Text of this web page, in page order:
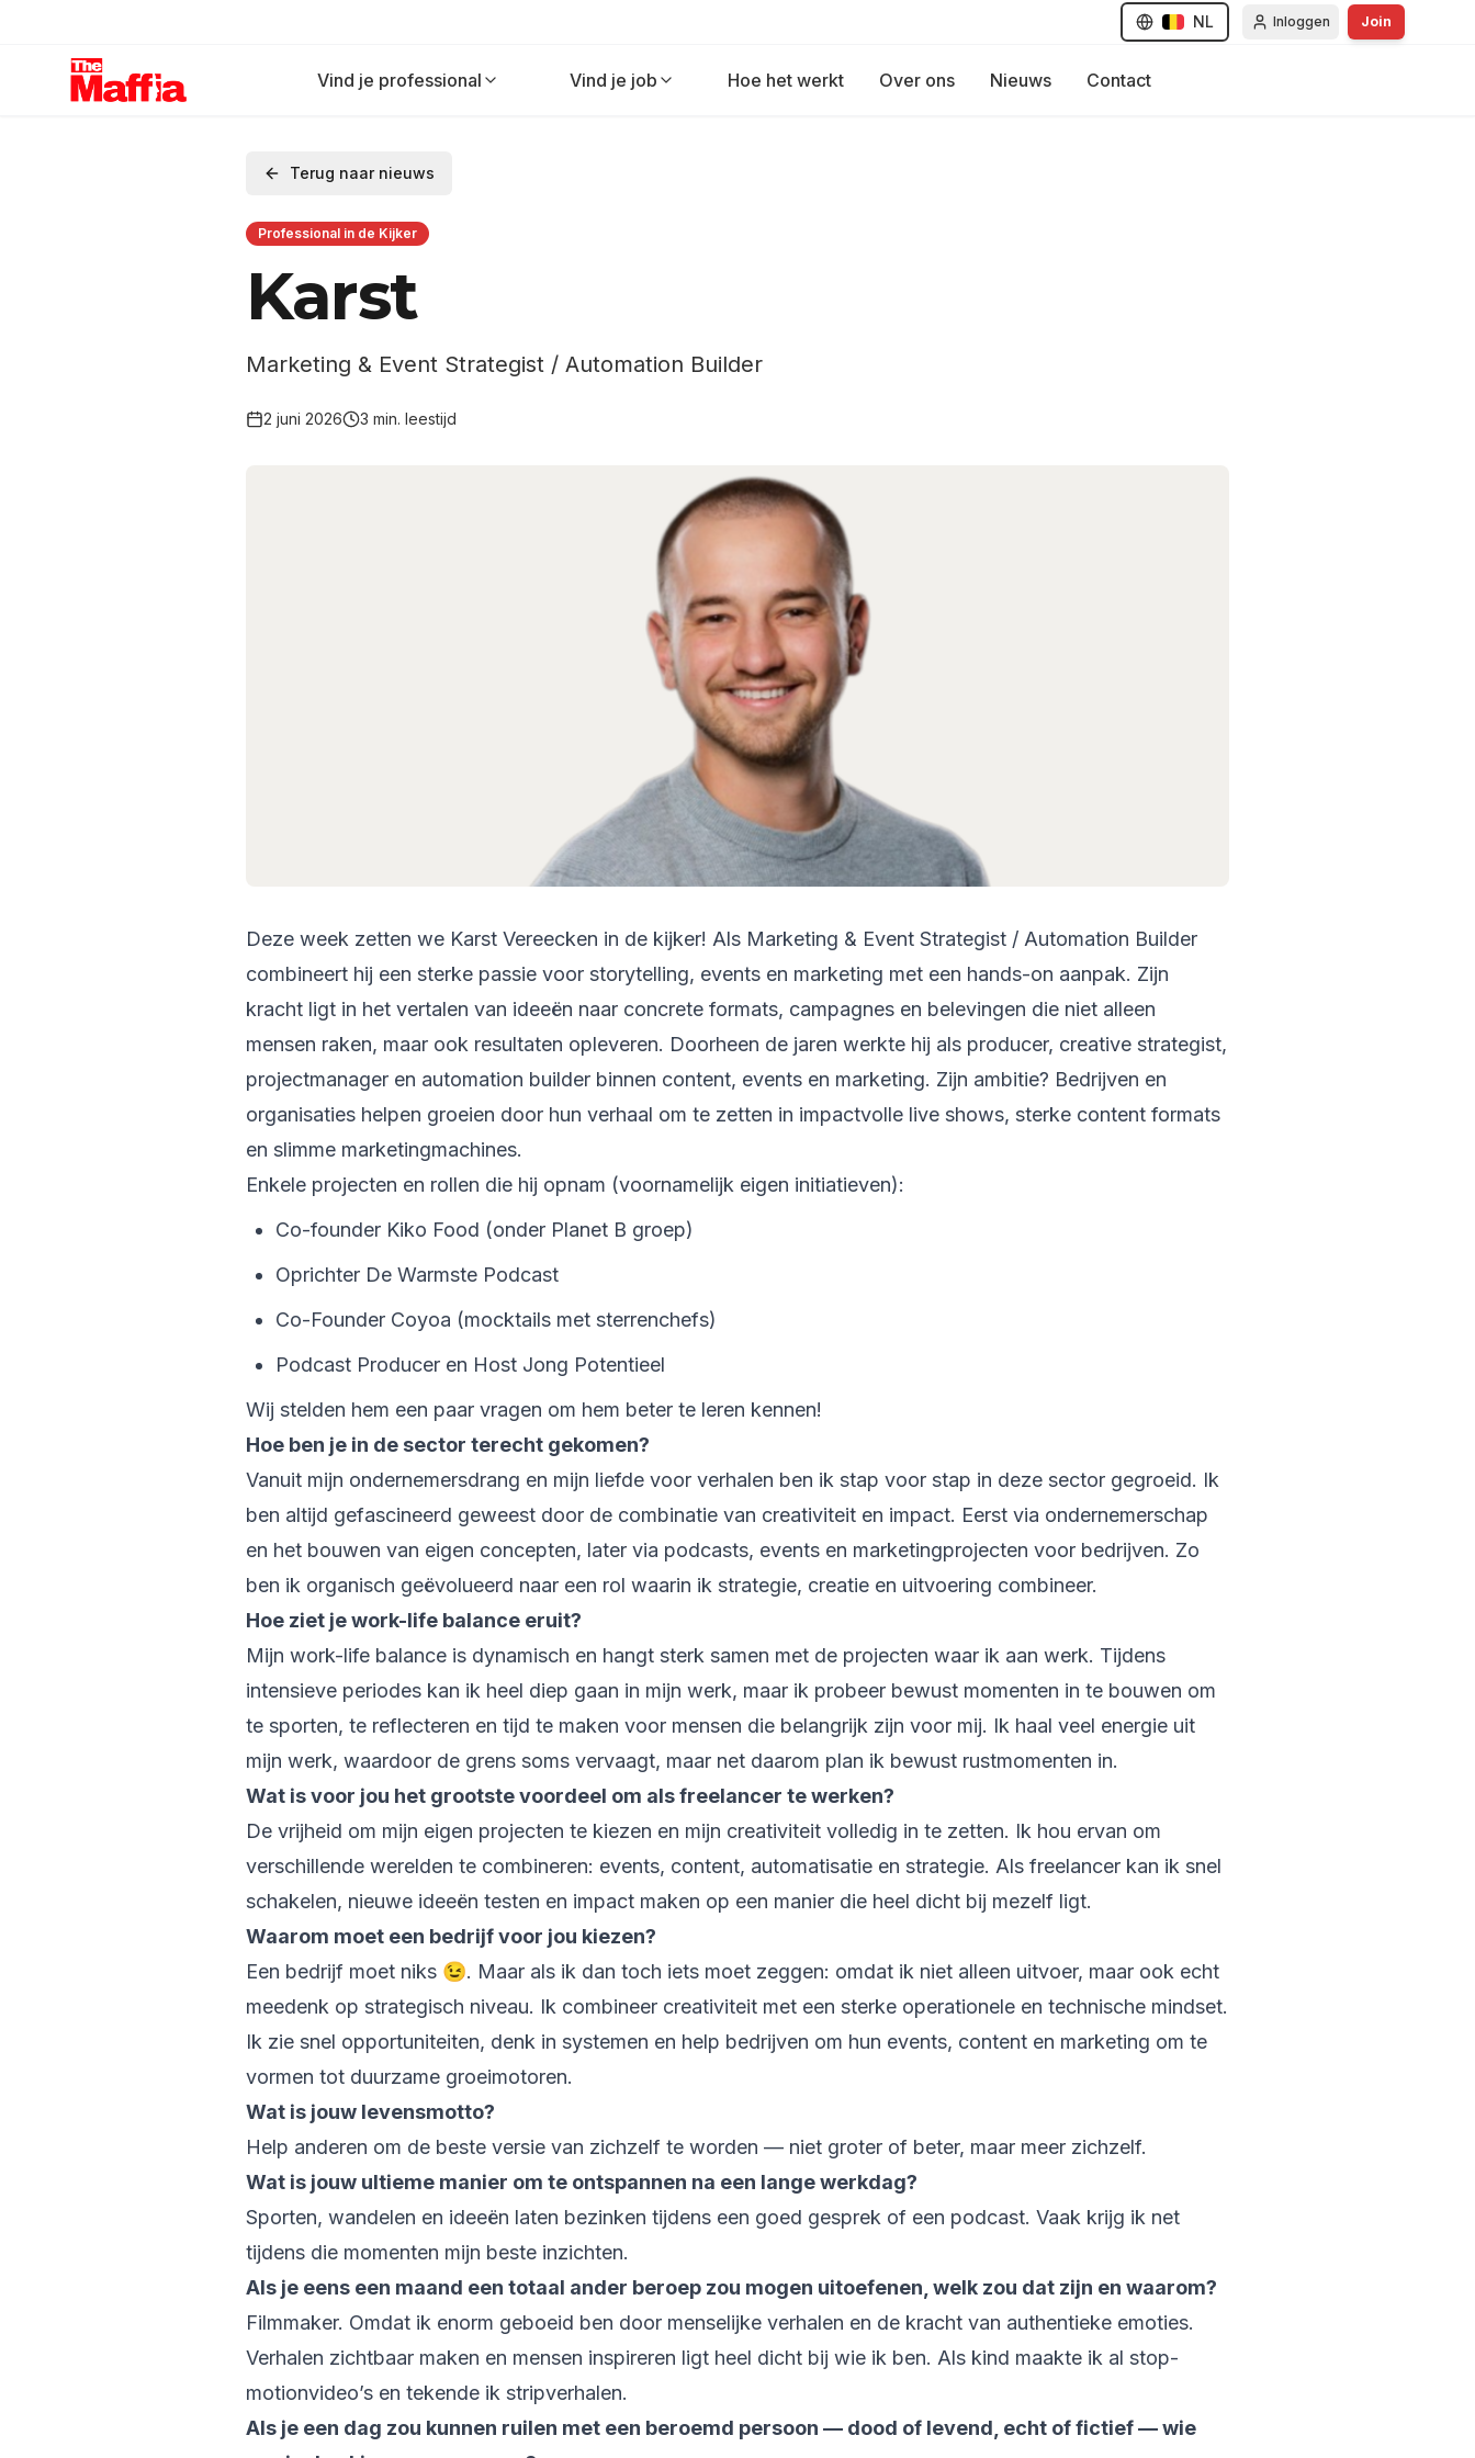
NL Inloggen Join
Vind je professional Vind je job Hoe het werkt Over ons Nieuws Contact
Terug naar nieuws
Professional in de Kijker
Karst
Marketing & Event Strategist / Automation Builder
2 juni 2026 3 min. leestijd
Deze week zetten we Karst Vereecken in de kijker! Als Marketing & Event Strategist / Automation Builder
combineert hij een sterke passie voor storytelling, events en marketing met een hands-on aanpak. Zijn
kracht ligt in het vertalen van ideeën naar concrete formats, campagnes en belevingen die niet alleen
mensen raken, maar ook resultaten opleveren. Doorheen de jaren werkte hij als producer, creative strategist,
projectmanager en automation builder binnen content, events en marketing. Zijn ambitie? Bedrijven en
organisaties helpen groeien door hun verhaal om te zetten in impactvolle live shows, sterke content formats
en slimme marketingmachines.
Enkele projecten en rollen die hij opnam (voornamelijk eigen initiatieven):
Co-founder Kiko Food (onder Planet B groep)
Oprichter De Warmste Podcast
Co-Founder Coyoa (mocktails met sterrenchefs)
Podcast Producer en Host Jong Potentieel
Wij stelden hem een paar vragen om hem beter te leren kennen!
Hoe ben je in de sector terecht gekomen?
Vanuit mijn ondernemersdrang en mijn liefde voor verhalen ben ik stap voor stap in deze sector gegroeid. Ik
ben altijd gefascineerd geweest door de combinatie van creativiteit en impact. Eerst via ondernemerschap
en het bouwen van eigen concepten, later via podcasts, events en marketingprojecten voor bedrijven. Zo
ben ik organisch geëvolueerd naar een rol waarin ik strategie, creatie en uitvoering combineer.
Hoe ziet je work-life balance eruit?
Mijn work-life balance is dynamisch en hangt sterk samen met de projecten waar ik aan werk. Tijdens
intensieve periodes kan ik heel diep gaan in mijn werk, maar ik probeer bewust momenten in te bouwen om
te sporten, te reflecteren en tijd te maken voor mensen die belangrijk zijn voor mij. Ik haal veel energie uit
mijn werk, waardoor de grens soms vervaagt, maar net daarom plan ik bewust rustmomenten in.
Wat is voor jou het grootste voordeel om als freelancer te werken?
De vrijheid om mijn eigen projecten te kiezen en mijn creativiteit volledig in te zetten. Ik hou ervan om
verschillende werelden te combineren: events, content, automatisatie en strategie. Als freelancer kan ik snel
schakelen, nieuwe ideeën testen en impact maken op een manier die heel dicht bij mezelf ligt.
Waarom moet een bedrijf voor jou kiezen?
Een bedrijf moet niks 😉. Maar als ik dan toch iets moet zeggen: omdat ik niet alleen uitvoer, maar ook echt
meedenk op strategisch niveau. Ik combineer creativiteit met een sterke operationele en technische mindset.
Ik zie snel opportuniteiten, denk in systemen en help bedrijven om hun events, content en marketing om te
vormen tot duurzame groeimotoren.
Wat is jouw levensmotto?
Help anderen om de beste versie van zichzelf te worden — niet groter of beter, maar meer zichzelf.
Wat is jouw ultieme manier om te ontspannen na een lange werkdag?
Sporten, wandelen en ideeën laten bezinken tijdens een goed gesprek of een podcast. Vaak krijg ik net
tijdens die momenten mijn beste inzichten.
Als je eens een maand een totaal ander beroep zou mogen uitoefenen, welk zou dat zijn en waarom?
Filmmaker. Omdat ik enorm geboeid ben door menselijke verhalen en de kracht van authentieke emoties.
Verhalen zichtbaar maken en mensen inspireren ligt heel dicht bij wie ik ben. Als kind maakte ik al stop-
motionvideo’s en tekende ik stripverhalen.
Als je een dag zou kunnen ruilen met een beroemd persoon — dood of levend, echt of fictief — wie